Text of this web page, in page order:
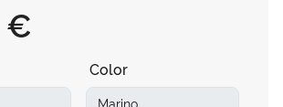
€
Color